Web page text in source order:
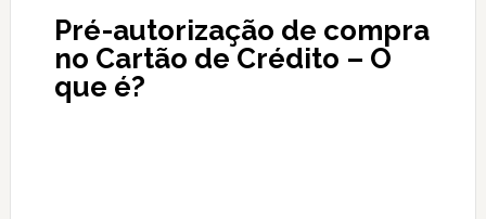
Pré-autorização de compra
no Cartão de Crédito – O
que é?